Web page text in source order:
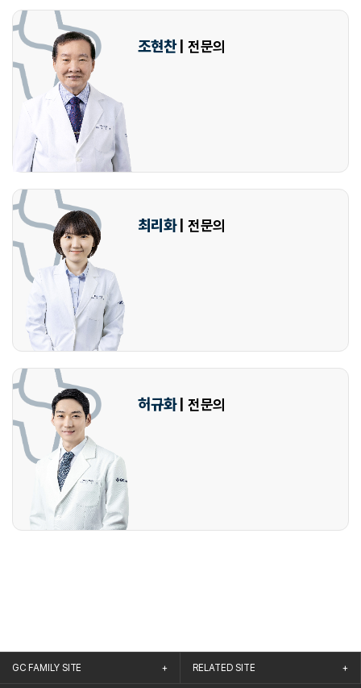
조현찬 | 전문의
최리화 | 전문의
허규화 | 전문의
GC FAMILY SITE RELATED SITE